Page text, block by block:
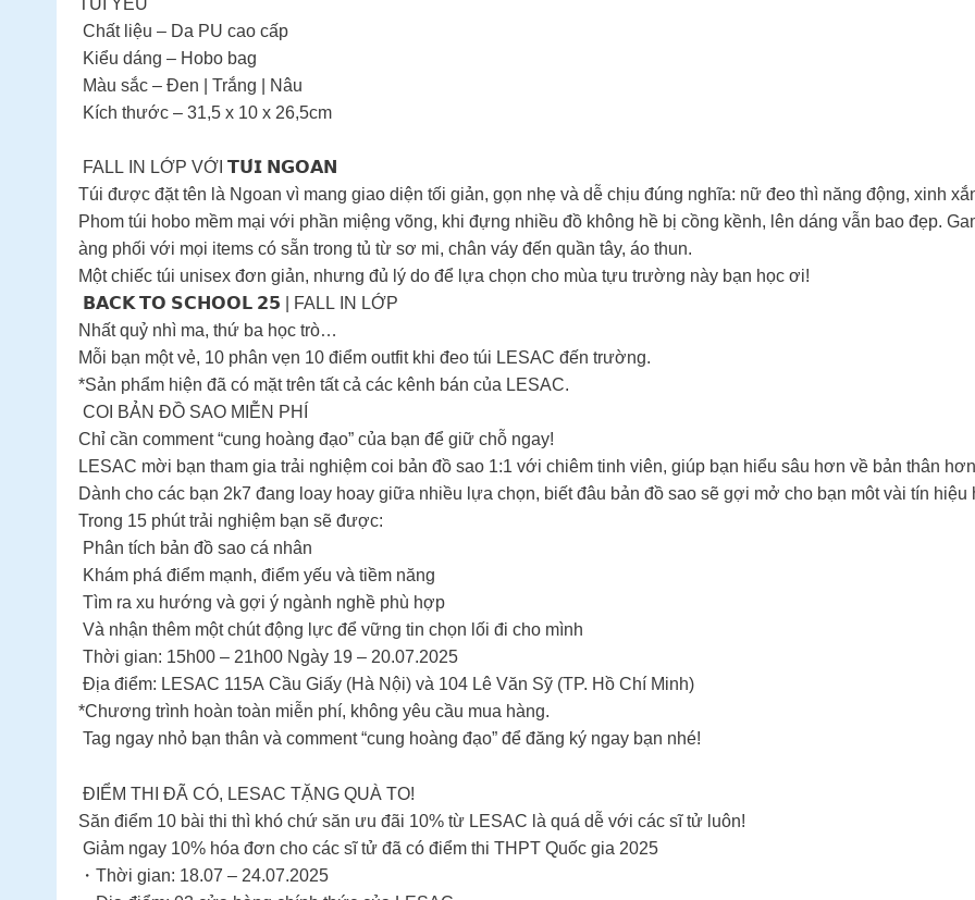
Chất liệu – Da PU cao cấp
Kiểu dáng – Hobo bag
Màu sắc – Đen | Trắng | Nâu
Kích thước – 31,5 x 10 x 26,5cm
️ FALL IN LỚP VỚI 𝗧𝗨́𝗜 𝗡𝗚𝗢𝗔𝗡 ️
Túi được đặt tên là Ngoan vì mang giao diện tối giản, gọn nhẹ và dễ chịu đúng nghĩa: nữ đeo thì năng động, xinh
Phom túi hobo mềm mại với phần miệng võng, khi đựng nhiều đồ không hề bị cồng kềnh, lên dáng vẫn bao đẹp.
àng phối với mọi items có sẵn trong tủ từ sơ mi, chân váy đến quần tây, áo thun.
Một chiếc túi unisex đơn giản, nhưng đủ lý do để lựa chọn cho mùa tựu trường này bạn học ơi!
𝗕𝗔𝗖𝗞 𝗧𝗢 𝗦𝗖𝗛𝗢𝗢𝗟 𝟮𝟱 | FALL IN LỚP
Nhất quỷ nhì ma, thứ ba học trò…
Mỗi bạn một vẻ, 10 phân vẹn 10 điểm outfit khi đeo túi LESAC đến trường.
*Sản phẩm hiện đã có mặt trên tất cả các kênh bán của LESAC.
COI BẢN ĐỒ SAO MIỄN PHÍ
Chỉ cần comment “cung hoàng đạo” của bạn để giữ chỗ ngay!
LESAC mời bạn tham gia trải nghiệm coi bản đồ sao 1:1 với chiêm tinh viên, giúp bạn hiểu sâu hơn về bản thân
Dành cho các bạn 2k7 đang loay hoay giữa nhiều lựa chọn, biết đâu bản đồ sao sẽ gợi mở cho bạn môt vài tín hiệu
Trong 15 phút trải nghiệm bạn sẽ được:
Phân tích bản đồ sao cá nhân
Khám phá điểm mạnh, điểm yếu và tiềm năng
Tìm ra xu hướng và gợi ý ngành nghề phù hợp
Và nhận thêm một chút động lực để vững tin chọn lối đi cho mình
Thời gian: 15h00 – 21h00 Ngày 19 – 20.07.2025
Địa điểm: LESAC 115A Cầu Giấy (Hà Nội) và 104 Lê Văn Sỹ (TP. Hồ Chí Minh)
*Chương trình hoàn toàn miễn phí, không yêu cầu mua hàng.
Tag ngay nhỏ bạn thân và comment “cung hoàng đạo” để đăng ký ngay bạn nhé!
ĐIỂM THI ĐÃ CÓ, LESAC TẶNG QUÀ TO!
Săn điểm 10 bài thi thì khó chứ săn ưu đãi 10% từ LESAC là quá dễ với các sĩ tử luôn!
Giảm ngay 10% hóa đơn cho các sĩ tử đã có điểm thi THPT Quốc gia 2025
・Thời gian: 18.07 – 24.07.2025